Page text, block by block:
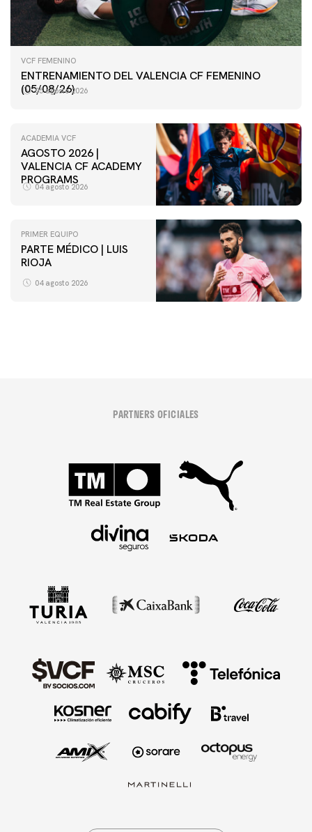
VCF FEMENINO
ENTRENAMIENTO DEL VALENCIA CF FEMENINO
(05/08/26)
05 agosto 2026
ACADEMIA VCF
AGOSTO 2026 |
VALENCIA CF ACADEMY
PROGRAMS
04 agosto 2026
PRIMER EQUIPO
PARTE MÉDICO | LUIS
RIOJA
04 agosto 2026
VCF FEMENINO
ENTRENAMIENTO DEL VALENCIA CF FEMENINO
(04/08/26)
PARTNERS OFICIALES